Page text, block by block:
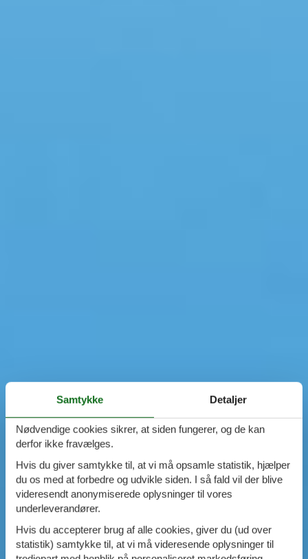
Samtykke Detaljer
Nødvendige cookies sikrer, at siden fungerer, og de kan
derfor ikke fravælges.
Hvis du giver samtykke til, at vi må opsamle statistik, hjælper
du os med at forbedre og udvikle siden. I så fald vil der blive
videresendt anonymiserede oplysninger til vores
underleverandører.
Hvis du accepterer brug af alle cookies, giver du (ud over
statistik) samtykke til, at vi må videresende oplysninger til